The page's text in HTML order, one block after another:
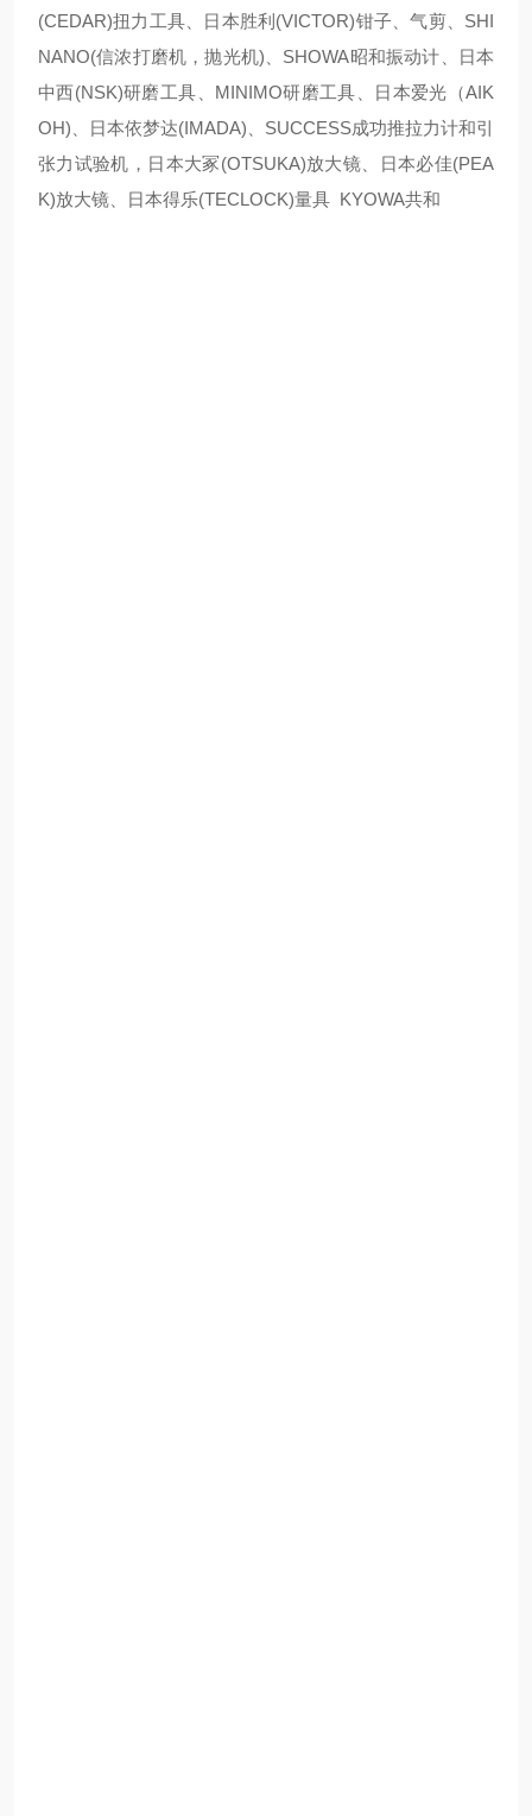
(CEDAR)扭力工具、日本胜利(VICTOR)钳子、气剪、SHI
NANO(信浓打磨机，抛光机)、SHOWA昭和振动计、日本
中西(NSK)研磨工具、MINIMO研磨工具、日本爱光（AIK
OH)、日本依梦达(IMADA)、SUCCESS成功推拉力计和引
张力试验机，日本大冢(OTSUKA)放大镜、日本必佳(PEA
K)放大镜、日本得乐(TECLOCK)量具 KYOWA共和